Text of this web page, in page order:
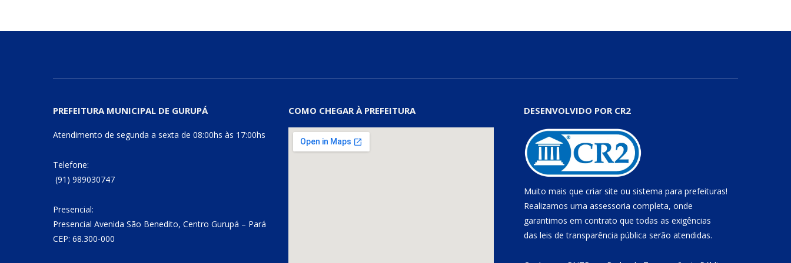
PREFEITURA MUNICIPAL DE GURUPÁ
Atendimento de segunda a sexta de 08:00hs às 17:00hs
Telefone:
(91) 989030747
Presencial:
Presencial Avenida São Benedito, Centro Gurupá – Pará
CEP: 68.300-000
COMO CHEGAR À PREFEITURA DESENVOLVIDO POR CR2
Muito mais que criar site ou sistema para prefeituras!
Realizamos uma assessoria completa, onde
garantimos em contrato que todas as exigências
das leis de transparência pública serão atendidas.